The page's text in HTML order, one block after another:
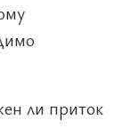
ли приток